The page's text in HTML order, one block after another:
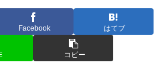
Facebook はてブ
コピー